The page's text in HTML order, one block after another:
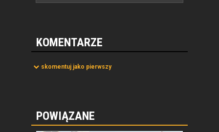
KOMENTARZE
skomentuj jako pierwszy
POWIĄZANE